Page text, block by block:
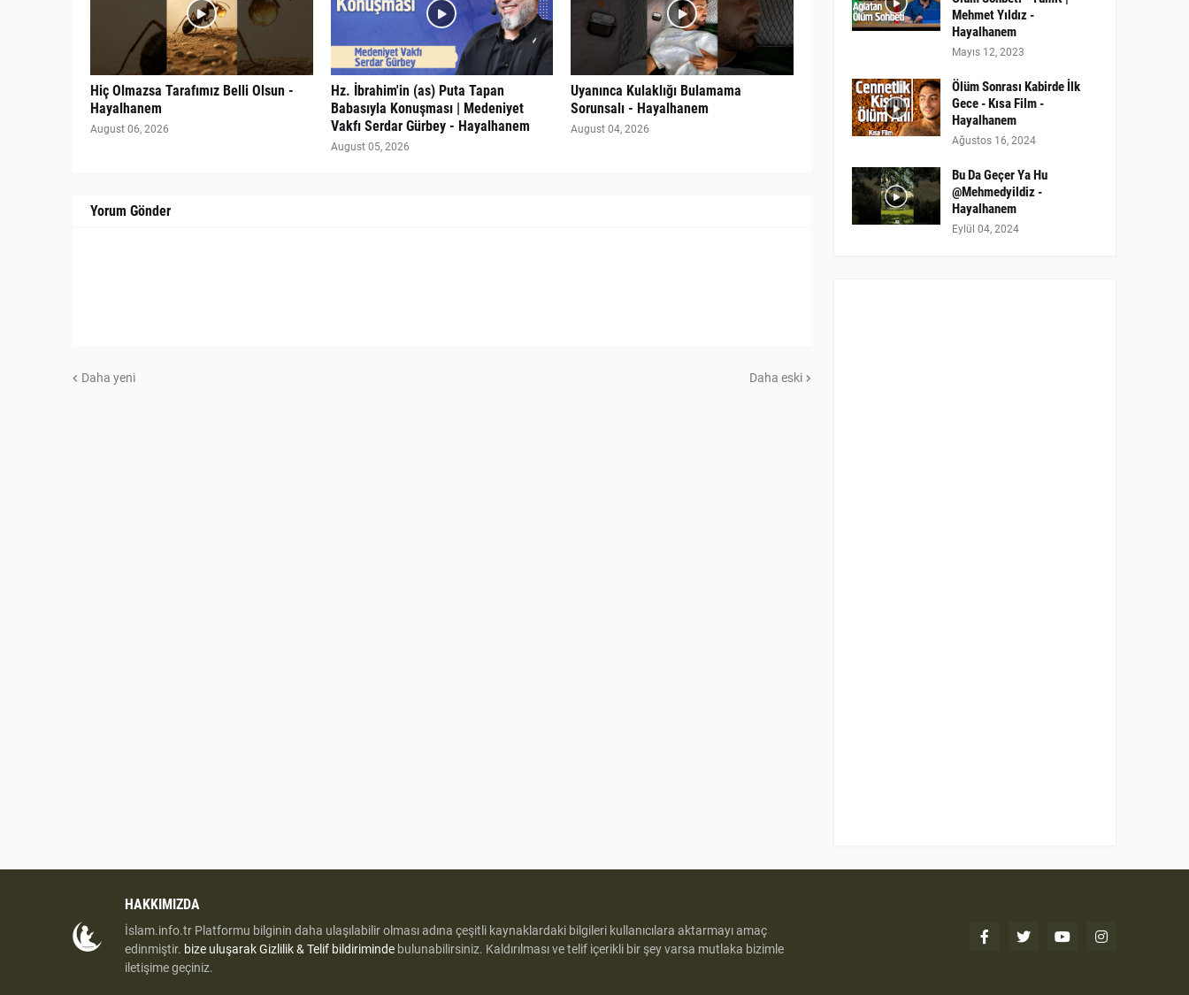
Hiç Olmazsa Tarafımız Belli Olsun -
Hayalhanem
August 06, 2026
Hz. İbrahim'in (as) Puta Tapan
Babasıyla Konuşması | Medeniyet
Vakfı Serdar Gürbey - Hayalhanem
August 05, 2026
Uyanınca Kulaklığı Bulamama
Sorunsalı - Hayalhanem
August 04, 2026
Yorum Gönder
Daha yeni Daha eski
Mehmet Yıldız -
Hayalhanem
Mayıs 12, 2023
Ölüm Sonrası Kabirde İlk
Gece - Kısa Film -
Hayalhanem
Ağustos 16, 2024
Bu Da Geçer Ya Hu
@Mehmedyildiz -
Hayalhanem
Eylül 04, 2024
HAKKIMIZDA
İslam.info.tr Platformu bilginin daha ulaşılabilir olması adına çeşitli kaynaklardaki bilgileri kullanıcılara aktarmayı amaç
edinmiştir. bize uluşarakGizlilik & Telif bildiriminde bulunabilirsiniz. Kaldırılması ve telif içerikli bir şey varsa mutlaka bizimle
iletişime geçiniz.